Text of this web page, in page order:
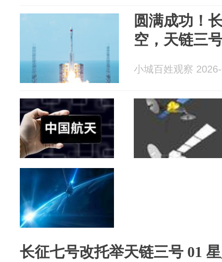
圆满成功！
空，天链三
小城百姓观察
长征七号改托举天链三号 01